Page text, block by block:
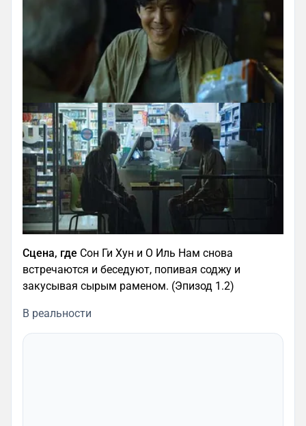
Сцена, где Сон Ги Хун и О Иль Нам снова
встречаются и беседуют, попивая соджу и
закусывая сырым раменом. (Эпизод 1.2)
В реальности